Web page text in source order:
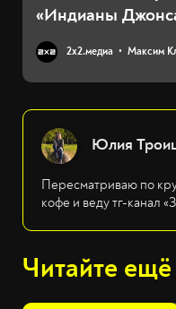
«Индианы
2х2.медиа Максим
Юлия
Пересматриваю по
кофе и веду тг-канал
Читайте ещё